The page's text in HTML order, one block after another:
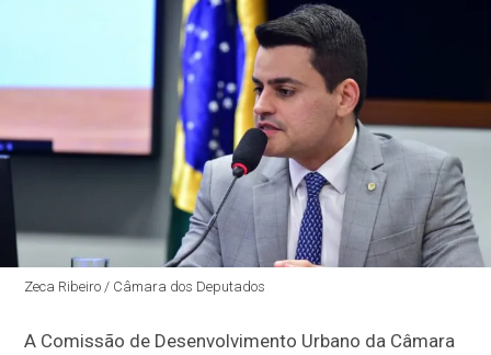
Zeca Ribeiro / Câmara dos Deputados
A Comissão de Desenvolvimento Urbano da Câmara